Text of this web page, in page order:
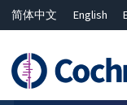
简体中文 English
ไทย
繁體中文